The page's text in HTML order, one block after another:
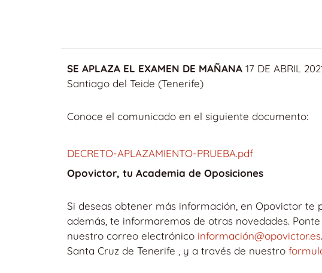
SE APLAZA EL EXAMEN DE MAÑANA 17 DE ABRIL
Santiago del Teide (Tenerife)
Conoce el comunicado en el siguiente documento:
DECRETO-APLAZAMIENTO-PRUEBA.pdf
Opovictor, tu Academia de Oposiciones
Si deseas obtener más información, en Opovictor
además, te informaremos de otras novedades.
nuestro correo electrónico información@opovictor.es
Santa Cruz de Tenerife , y a través de nuestro